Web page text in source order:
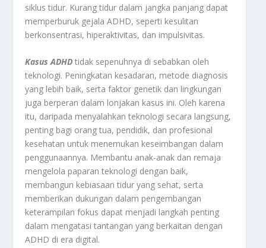
siklus tidur. Kurang tidur dalam jangka panjang dapat
memperburuk gejala ADHD, seperti kesulitan
berkonsentrasi, hiperaktivitas, dan impulsivitas.
Kasus ADHD tidak sepenuhnya di sebabkan oleh
teknologi. Peningkatan kesadaran, metode diagnosis
yang lebih baik, serta faktor genetik dan lingkungan
juga berperan dalam lonjakan kasus ini. Oleh karena
itu, daripada menyalahkan teknologi secara langsung,
penting bagi orang tua, pendidik, dan profesional
kesehatan untuk menemukan keseimbangan dalam
penggunaannya. Membantu anak-anak dan remaja
mengelola paparan teknologi dengan baik,
membangun kebiasaan tidur yang sehat, serta
memberikan dukungan dalam pengembangan
keterampilan fokus dapat menjadi langkah penting
dalam mengatasi tantangan yang berkaitan dengan
ADHD di era digital.